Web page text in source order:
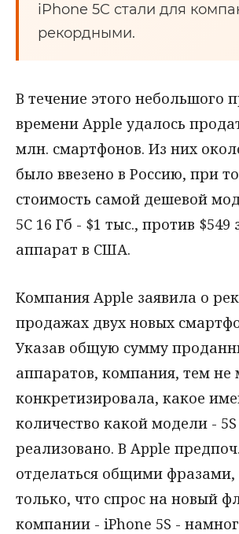
iPhone 5C стали для
рекордными.
В течение этого небольшого
времени Apple удалось
млн. смартфонов. Из них
было ввезено в Россию, при
стоимость самой дешевой
5C 16 Гб - $1 тыс., против $549
аппарат в США.
Компания Apple заявила о
продажах двух новых
Указав общую сумму
аппаратов, компания, тем не
конкретизировала, какое
количество какой модели -
реализовано. В Apple
отделаться общими фразами,
только, что спрос на новый
компании - iPhone 5S -